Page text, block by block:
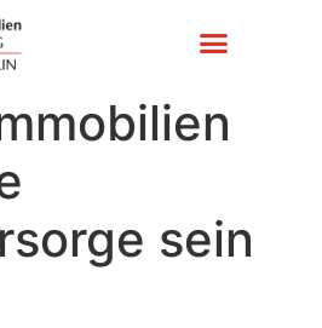
sein